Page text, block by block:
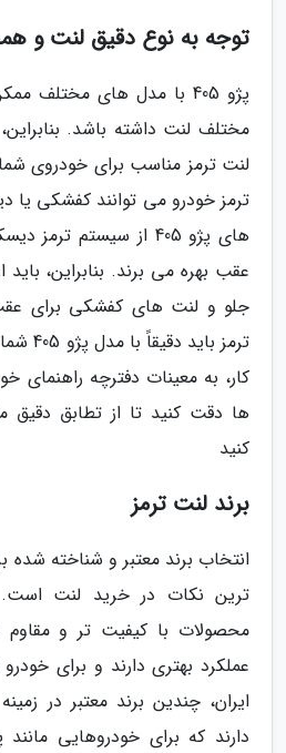
توجه به نوع دقیق لنت و
پژو 405 با مدل های مختلف
مختلف لنت داشته باشد.
لنت ترمز مناسب برای خودروی
ترمز خودرو می توانند کفشکی یا
های پژو 405 از سیستم
عقب بهره می برند. بنابراین،
جلو و لنت های کفشکی برای
ترمز
کار، به معینات دفترچه راهنمای
ها دقت کنید تا از تطابق دقیق
کنید
برند لنت ترمز
انتخاب برند معتبر و شناخته شده
ترین نکات در خرید لنت است.
محصولات با کیفیت تر و
عملکرد بهتری دارند و برای
ایران، چندین برند معتبر در